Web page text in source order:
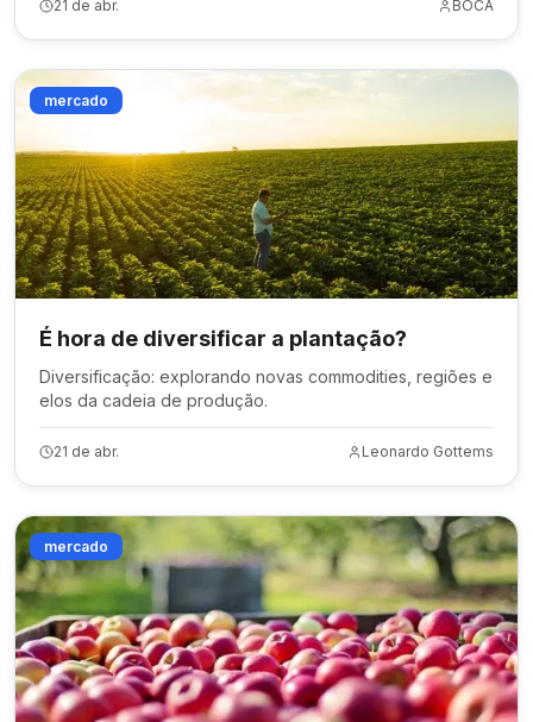
21 de abr. BOCA
mercado
É hora de diversificar a plantação?
Diversificação: explorando novas commodities, regiões e
elos da cadeia de produção.
21 de abr. Leonardo Gottems
mercado